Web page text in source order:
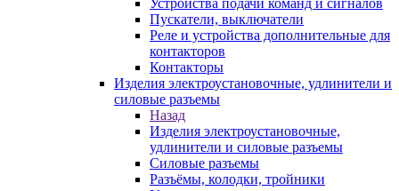
Устройства подачи команд и сигналов
Пускатели, выключатели
Реле и устройства дополнительные для
контакторов
Контакторы
Изделия электроустановочные, удлинители и
силовые разъемы
Назад
Изделия электроустановочные,
удлинители и силовые разъемы
Силовые разъемы
Разъёмы, колодки, тройники